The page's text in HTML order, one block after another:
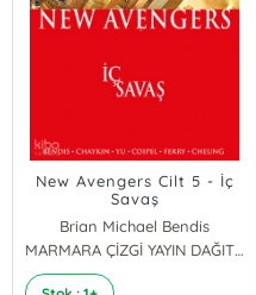
New Avengers Cilt 5 - İç
Savaş
Brian Michael Bendis
MARMARA ÇİZGİ YAYIN DAĞITIM